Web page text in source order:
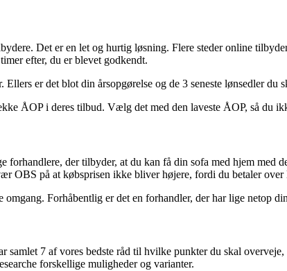
Det er en let og hurtig løsning. Flere steder online
efter, du er blevet godkendt.
er det blot din årsopgørelse og de 3 seneste lønsedler du
ÅOP i deres tilbud. Vælg det med den laveste ÅOP, så du
der tilbyder, at du kan få din sofa med hjem med
OBS på at købsprisen ikke bliver højere, fordi du betaler
Forhåbentlig er det en forhandler, der har lige netop
7 af vores bedste råd til hvilke punkter du skal
forskellige muligheder og varianter.